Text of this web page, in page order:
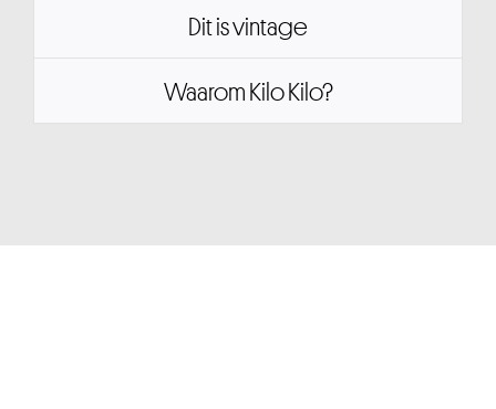
Dit is vintage
Waarom Kilo Kilo?